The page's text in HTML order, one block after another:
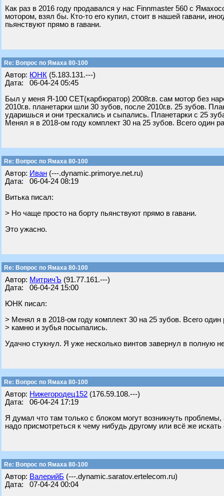
Как раз в 2016 году продавался у нас Finnmaster 560 с
мотором, взял бы. Кто-то его купил, стоит в нашей гавани,
пьянствуют прямо в гавани.
Re: Вопрос по Ямаха 80-100
Автор: ЮНК (5.183.131.---)
Дата: 06-04-24 05:45
Был у меня Я-100 СЕТ(карбюратор) 2008г.в. сам мотор без
2010г.в. планетарки шли 30 зубов, после 2010г.в. 25 зубов.
ударишься и они трескались и сыпались. Планетарки с 25
Менял я в 2018-ом году комплект 30 на 25 зубов. Всего один
Re: Вопрос по Ямаха 80-100
Автор: Иван (---.dynamic.primorye.net.ru)
Дата: 06-04-24 08:19
Витька писал:
> Но чаще просто на борту пьянствуют прямо в гавани.
Это ужасно.
Re: Вопрос по Ямаха 80-100
Автор: МитричЪ (91.77.161.---)
Дата: 06-04-24 15:00
ЮНК писал:
> Менял я в 2018-ом году комплект 30 на 25 зубов. Всего один
> камню и зубья посыпались.
Удачно стукнул. Я уже несколько винтов завернул в полную
Re: Вопрос по Ямаха 80-100
Автор: Нижегородец152 (176.59.108.---)
Дата: 06-04-24 17:19
Я думал что там только с блоком могут возникнуть
надо присмотреться к чему нибудь другому или всё же
Re: Вопрос по Ямаха 80-100
Автор: ВалерийБ (---.dynamic.saratov.ertelecom.ru)
Дата: 07-04-24 00:04